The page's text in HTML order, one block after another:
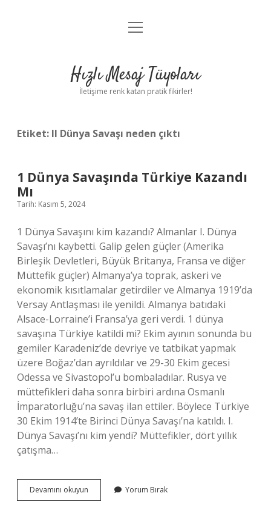
Anasayfa
Yasal Uyarı
menüyü
Hızlı Mesaj Tüyoları
İletişime renk katan pratik fikirler!
Etiket: II Dünya Savaşı neden çıktı
1 Dünya Savaşında Türkiye Kazandı
Mı
Tarih: Kasım 5, 2024
1 Dünya Savaşını kim kazandı? Almanlar I. Dünya
Savaşı’nı kaybetti. Galip gelen güçler (Amerika
Birleşik Devletleri, Büyük Britanya, Fransa ve diğer
Müttefik güçler) Almanya’ya toprak, askeri ve
ekonomik kısıtlamalar getirdiler ve Almanya 1919’da
Versay Antlaşması ile yenildi. Almanya batıdaki
Alsace-Lorraine’i Fransa’ya geri verdi. 1 dünya
savaşına Türkiye katildi mi? Ekim ayının sonunda bu
gemiler Karadeniz’de devriye ve tatbikat yapmak
üzere Boğaz’dan ayrıldılar ve 29-30 Ekim gecesi
Odessa ve Sivastopol’u bombaladılar. Rusya ve
müttefikleri daha sonra birbiri ardına Osmanlı
İmparatorluğu’na savaş ilan ettiler. Böylece Türkiye
30 Ekim 1914’te Birinci Dünya Savaşı’na katıldı. I.
Dünya Savaşı’nı kim yendi? Müttefikler, dört yıllık
çatışma…
Devamını okuyun
Dünya
Yorum Bırak